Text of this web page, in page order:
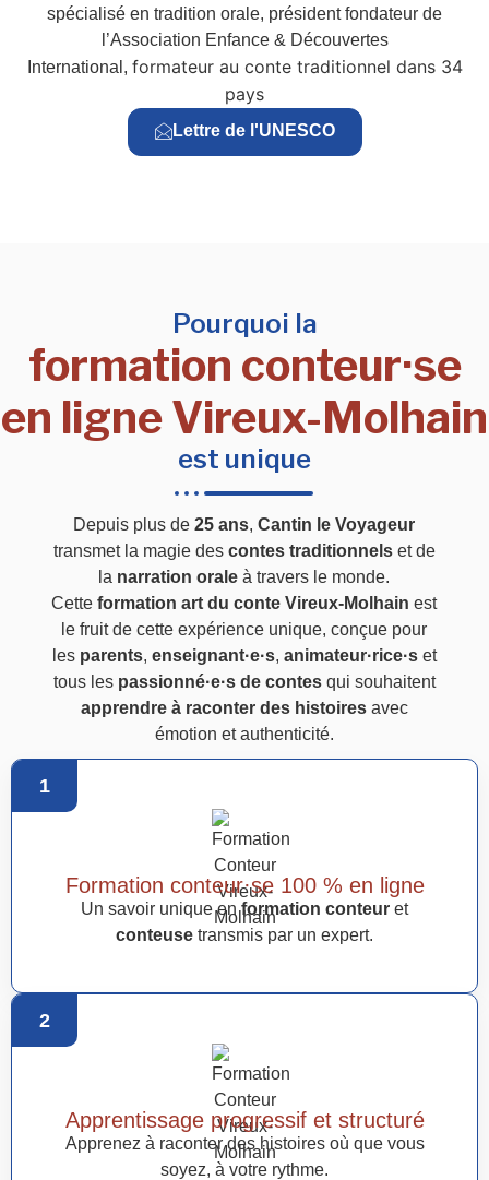
spécialisé en tradition orale, président fondateur de
l’Association Enfance & Découvertes
International, formateur au conte traditionnel dans 34
pays
Lettre de l'UNESCO
Pourquoi la
formation conteur·se
en ligne Vireux-Molhain
est unique
Depuis plus de25 ans,Cantin le Voyageur
transmet la magie des contes traditionnelset de
la narration orale à travers le monde.
Cetteformation art du conte Vireux-Molhain est
le fruit de cette expérience unique, conçue pour
les parents, enseignant·e·s, animateur·rice·set
tous les passionné·e·s de contesqui souhaitent
apprendre à raconter des histoiresavec
émotion et authenticité.
1
Formation conteur·se 100 % en ligne
Un savoir unique enformation conteur et
conteuse transmis par un expert.
2
Apprentissage progressif et structuré
Apprenez à raconter des histoires où que vous
soyez, à votre rythme.